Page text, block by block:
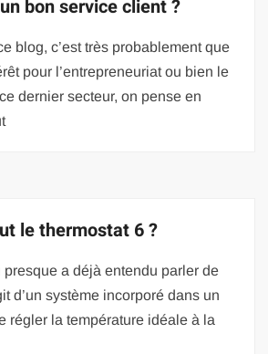
bon service client ?
blog, c’est très probablement que
pour l’entrepreneuriat ou bien le
dernier secteur, on pense en
le thermostat 6 ?
presque a déjà entendu parler de
d’un système incorporé dans un
régler la température idéale à la